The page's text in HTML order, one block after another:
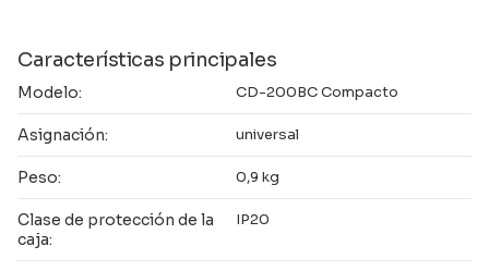
Características principales
Modelo: CD-200BC Compacto
Asignación: universal
Peso: 0,9 kg
Clase de protección de la
caja:
IP20